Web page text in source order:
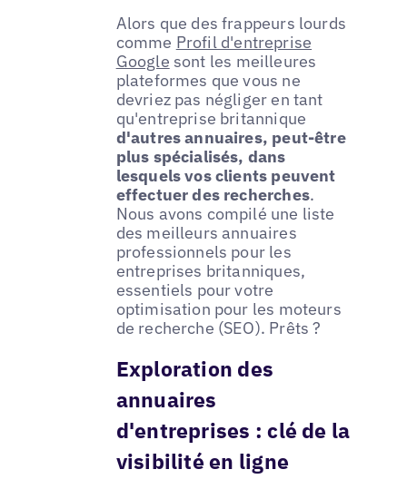
Alors que des frappeurs lourds
comme Profil d'entreprise
Google sont les meilleures
plateformes que vous ne
devriez pas négliger en tant
qu'entreprise britannique
d'autres annuaires, peut-être
plus spécialisés, dans
lesquels vos clients peuvent
effectuer des recherches.
Nous avons compilé une liste
des meilleurs annuaires
professionnels pour les
entreprises britanniques,
essentiels pour votre
optimisation pour les moteurs
de recherche (SEO). Prêts ?
Exploration des
annuaires
d'entreprises : clé de la
visibilité en ligne